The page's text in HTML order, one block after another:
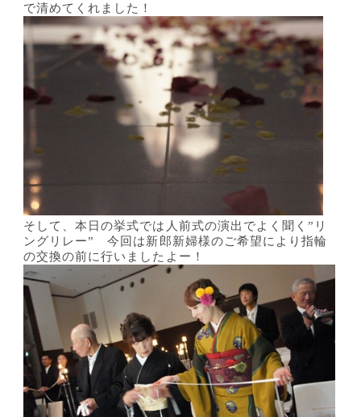
で清めてくれました！
そして、本日の挙式では人前式の演出でよく聞く”リ
ングリレー” 今回は新郎新婦様のご希望により指輪
の交換の前に行いましたよー！